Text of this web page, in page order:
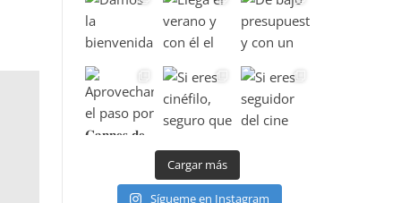
Cargar más
Sígueme en Instagram